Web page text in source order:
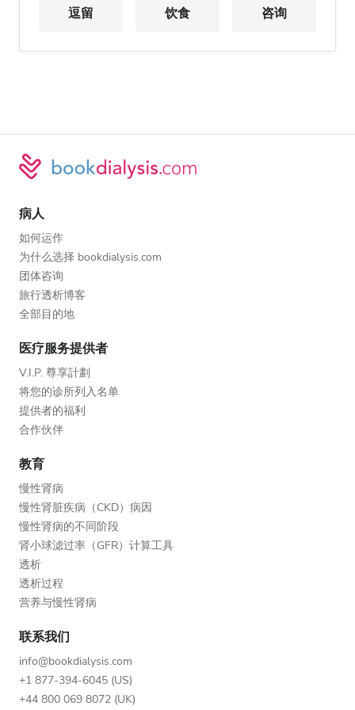
逗留 饮食 咨询
病人
如何运作
为什么选择 bookdialysis.com
团体咨询
旅行透析博客
全部目的地
医疗服务提供者
V.I.P. 尊享計劃
将您的诊所列入名单
提供者的福利
合作伙伴
教育
慢性肾病
慢性肾脏疾病（CKD）病因
慢性肾病的不同阶段
肾小球滤过率（GFR）计算工具
透析
透析过程
营养与慢性肾病
联系我们
info@bookdialysis.com
+1 877-394-6045 (US)
+44 800 069 8072 (UK)